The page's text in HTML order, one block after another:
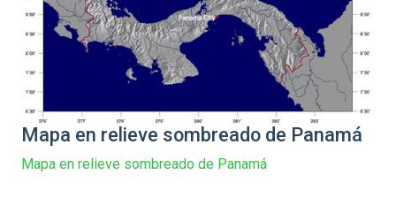
Mapa en relieve sombreado de Panamá
Mapa en relieve sombreado de Panamá